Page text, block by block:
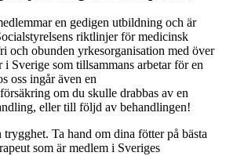
en gedigen utbildning och är
riktlinjer för medicinsk
och obunden yrkesorganisation med över
i Sverige som tillsammans arbetar för en
oss ingår även en
om du skulle drabbas av en
eller till följd av behandlingen!
Ta hand om dina fötter på bästa
som är medlem i Sveriges